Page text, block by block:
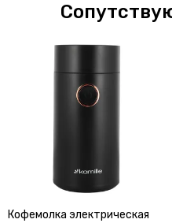
Кофемолка электрическая